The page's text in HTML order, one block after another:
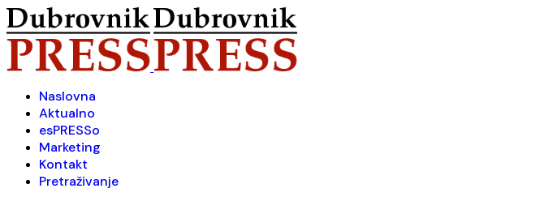
Naslovna
Aktualno
esPRESSo
Marketing
Kontakt
Pretraživanje